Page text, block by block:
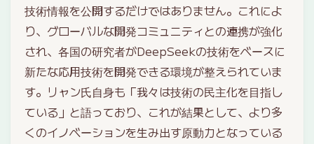
技術情報を公開するだけではありません。これによ
り、グローバルな開発コミュニティとの連携が強化
され、各国の研究者がDeepSeekの技術をベースに
新たな応用技術を開発できる環境が整えられていま
す。リャン氏自身も「我々は技術の民主化を目指し
ている」と語っており、これが結果として、より多
くのイノベーションを生み出す原動力となっている